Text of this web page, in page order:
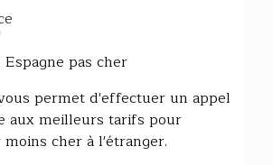
pas cher
permet d'effectuer un appel
aux meilleurs tarifs pour
cher à l'étranger.